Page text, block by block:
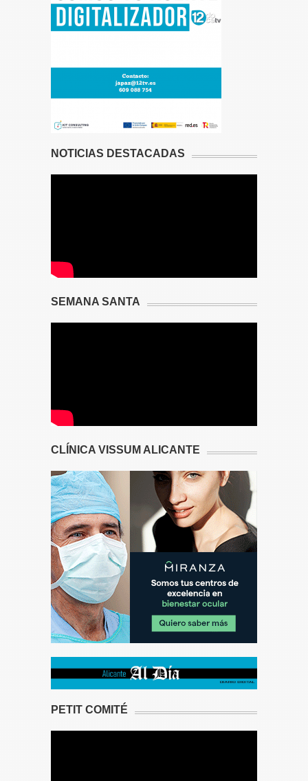
NOTICIAS DESTACADAS
SEMANA SANTA
CLÍNICA VISSUM ALICANTE
PETIT COMITÉ